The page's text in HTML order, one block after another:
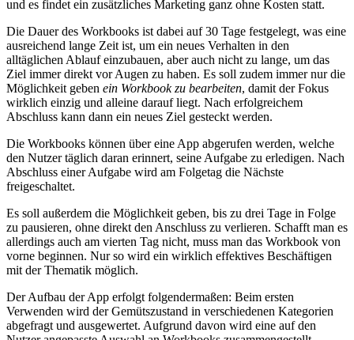
und es findet ein zusätzliches Marketing ganz ohne Kosten statt.
Die Dauer des Workbooks ist dabei auf 30 Tage festgelegt, was eine
ausreichend lange Zeit ist, um ein neues Verhalten in den
alltäglichen Ablauf einzubauen, aber auch nicht zu lange, um das
Ziel immer direkt vor Augen zu haben. Es soll zudem immer nur die
Möglichkeit geben ein Workbook zu bearbeiten, damit der Fokus
wirklich einzig und alleine darauf liegt. Nach erfolgreichem
Abschluss kann dann ein neues Ziel gesteckt werden.
Die Workbooks können über eine App abgerufen werden, welche
den Nutzer täglich daran erinnert, seine Aufgabe zu erledigen. Nach
Abschluss einer Aufgabe wird am Folgetag die Nächste
freigeschaltet.
Es soll außerdem die Möglichkeit geben, bis zu drei Tage in Folge
zu pausieren, ohne direkt den Anschluss zu verlieren. Schafft man es
allerdings auch am vierten Tag nicht, muss man das Workbook von
vorne beginnen. Nur so wird ein wirklich effektives Beschäftigen
mit der Thematik möglich.
Der Aufbau der App erfolgt folgendermaßen: Beim ersten
Verwenden wird der Gemütszustand in verschiedenen Kategorien
abgefragt und ausgewertet. Aufgrund davon wird eine auf den